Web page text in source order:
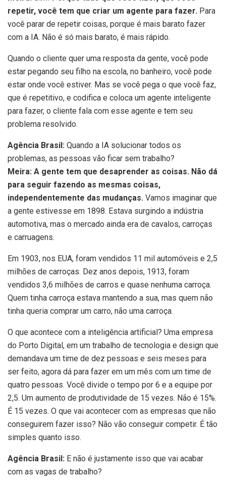
repetir, você tem que criar um agente para fazer. Para
você parar de repetir coisas, porque é mais barato fazer
com a IA. Não é só mais barato, é mais rápido.
Quando o cliente quer uma resposta da gente, você pode
estar pegando seu filho na escola, no banheiro, você pode
estar onde você estiver. Mas se você pega o que você faz,
que é repetitivo, e codifica e coloca um agente inteligente
para fazer, o cliente fala com esse agente e tem seu
problema resolvido.
Agência Brasil: Quando a IA solucionar todos os
problemas, as pessoas vão ficar sem trabalho?
Meira: A gente tem que desaprender as coisas. Não dá
para seguir fazendo as mesmas coisas,
independentemente das mudanças. Vamos imaginar que
a gente estivesse em 1898. Estava surgindo a indústria
automotiva, mas o mercado ainda era de cavalos, carroças
e carruagens.
Em 1903, nos EUA, foram vendidos 11 mil automóveis e 2,5
milhões de carroças. Dez anos depois, 1913, foram
vendidos 3,6 milhões de carros e quase nenhuma carroça.
Quem tinha carroça estava mantendo a sua, mas quem não
tinha queria comprar um carro, não uma carroça.
O que acontece com a inteligência artificial? Uma empresa
do Porto Digital, em um trabalho de tecnologia e design que
demandava um time de dez pessoas e seis meses para
ser feito, agora dá para fazer em um mês com um time de
quatro pessoas. Você divide o tempo por 6 e a equipe por
2,5. Um aumento de produtividade de 15 vezes. Não é 15%.
É 15 vezes. O que vai acontecer com as empresas que não
conseguirem fazer isso? Não vão conseguir competir. É tão
simples quanto isso.
Agência Brasil: E não é justamente isso que vai acabar
com as vagas de trabalho?